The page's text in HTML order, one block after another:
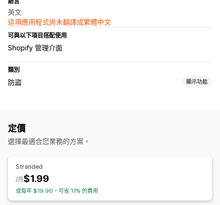
英文
這項應用程式尚未翻譯成繁體中文
可與以下項目搭配使用
Shopify 管理介面
類別
防盜 顯示功能
定價
選擇最適合您業務的方案。
Stranded
$1.99
/月
或每年 $19.90，可省 17% 的費用